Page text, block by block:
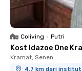
Coliving • Putri
Kost Idazoe One
Kramat, Senen
4.7 km dari